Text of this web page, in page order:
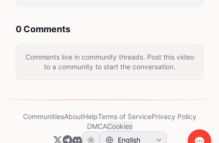
0 Comments
Comments live in community threads. Post this video
to a community to start the conversation.
CommunitiesAboutHelpTerms of ServicePrivacy Policy
DMCACookies